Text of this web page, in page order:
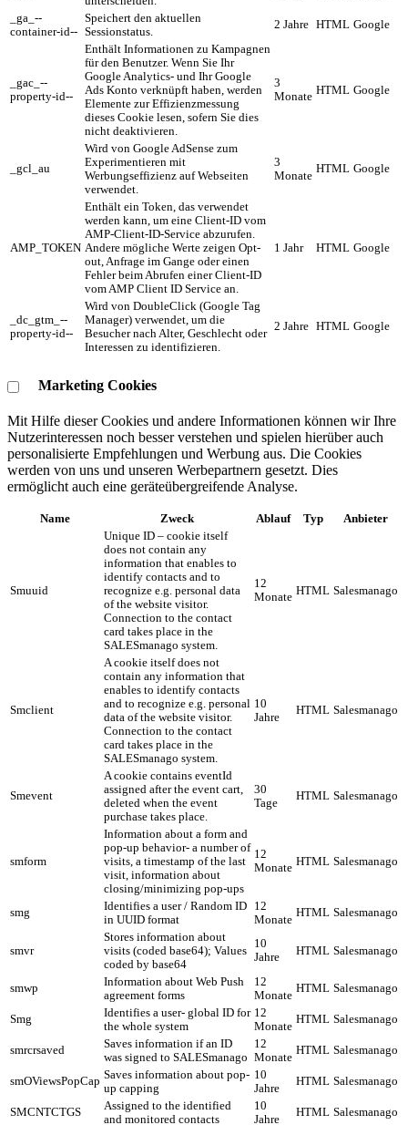
_ga_--
container-id--
Speichert den aktuellen
Sessionstatus.
2 Jahre HTML Google
_gac_--
property-id--
Enthält Informationen zu Kampagnen
für den Benutzer. Wenn Sie Ihr
Google Analytics- und Ihr Google
Ads Konto verknüpft haben, werden
Elemente zur Effizienzmessung
dieses Cookie lesen, sofern Sie dies
nicht deaktivieren.
3
Monate HTML Google
_gcl_au
Wird von Google AdSense zum
Experimentieren mit
Werbungseffizienz auf Webseiten
verwendet.
3
Monate
HTML Google
AMP_TOKEN
Enthält ein Token, das verwendet
werden kann, um eine Client-ID vom
AMP-Client-ID-Service abzurufen.
Andere mögliche Werte zeigen Opt-
out, Anfrage im Gange oder einen
Fehler beim Abrufen einer Client-ID
vom AMP Client ID Service an.
1 Jahr HTML Google
_dc_gtm_--
property-id--
Wird von DoubleClick (Google Tag
Manager) verwendet, um die
Besucher nach Alter, Geschlecht oder
Interessen zu identifizieren.
2 Jahre HTML Google
Marketing Cookies
Mit Hilfe dieser Cookies und andere Informationen können wir Ihre
Nutzerinteressen noch besser verstehen und spielen hierüber auch
personalisierte Empfehlungen und Werbung aus. ​Die Cookies
werden von uns und unseren Werbepartnern gesetzt. Dies
ermöglicht auch eine geräteübergreifende Analyse.
Name Zweck Ablauf Typ Anbieter
Smuuid
Unique ID – cookie itself
does not contain any
information that enables to
identify contacts and to
recognize e.g. personal data
of the website visitor.
Connection to the contact
card takes place in the
SALESmanago system.
12
Monate HTML Salesmanago
Smclient
A cookie itself does not
contain any information that
enables to identify contacts
and to recognize e.g. personal
data of the website visitor.
Connection to the contact
card takes place in the
SALESmanago system.
10
Jahre
HTML Salesmanago
Smevent
A cookie contains eventId
assigned after the event cart,
deleted when the event
purchase takes place.
30
Tage
HTML Salesmanago
smform
Information about a form and
pop-up behavior- a number of
visits, a timestamp of the last
visit, information about
closing/minimizing pop-ups
12
Monate HTML Salesmanago
smg
Identifies a user / Random ID
in UUID format
12
Monate
HTML Salesmanago
smvr
Stores information about
visits (coded base64); Values
coded by base64
10
Jahre
HTML Salesmanago
smwp
Information about Web Push
agreement forms
12
Monate
HTML Salesmanago
Smg
Identifies a user- global ID for
the whole system
12
Monate
HTML Salesmanago
smrcrsaved
Saves information if an ID
was signed to SALESmanago
12
Monate
HTML Salesmanago
smOViewsPopCap Saves information about pop-
up capping
10
Jahre
HTML Salesmanago
SMCNTCTGS
Assigned to the identified
and monitored contacts
10
Jahre
HTML Salesmanago